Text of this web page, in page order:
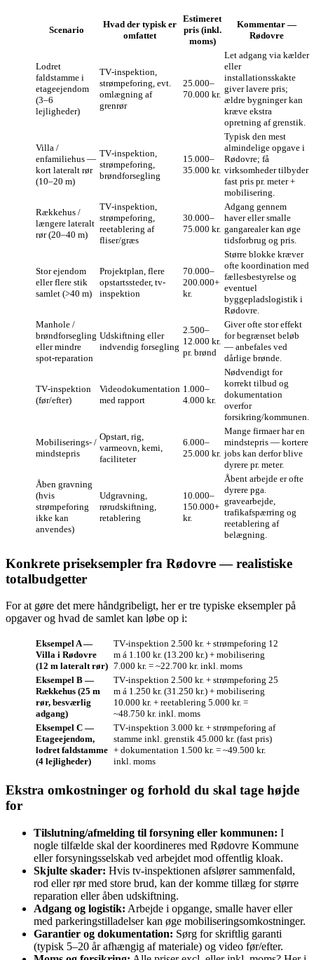
Scenario
Hvad der typisk er
omfattet
Estimeret
pris (inkl.
moms)
Kommentar —
Rødovre
Lodret
faldstamme i
etageejendom
(3–6
lejligheder)
TV‑inspektion,
strømpeforing, evt.
omlægning af
grenrør
25.000–
70.000 kr.
Let adgang via kælder
eller
installationsskakte
giver lavere pris;
ældre bygninger kan
kræve ekstra
opretning af grenstik.
Villa /
enfamiliehus —
kort lateralt rør
(10–20 m)
TV‑inspektion,
strømpeforing,
brøndforsegling
15.000–
35.000 kr.
Typisk den mest
almindelige opgave i
Rødovre; få
virksomheder tilbyder
fast pris pr. meter +
mobilisering.
Rækkehus /
længere lateralt
rør (20–40 m)
TV‑inspektion,
strømpeforing,
reetablering af
fliser/græs
30.000–
75.000 kr.
Adgang gennem
haver eller smalle
gangarealer kan øge
tidsforbrug og pris.
Stor ejendom
eller flere stik
samlet (>40 m)
Projektplan, flere
opstartssteder, tv-
inspektion
70.000–
200.000+
kr.
Større blokke kræver
ofte koordination med
fællesbestyrelse og
eventuel
byggepladslogistik i
Rødovre.
Manhole /
brøndforsegling
eller mindre
spot‑reparation
Udskiftning eller
indvendig forsegling
2.500–
12.000 kr.
pr. brønd
Giver ofte stor effekt
for begrænset beløb
— anbefales ved
dårlige brønde.
TV‑inspektion
(før/efter)
Videodokumentation
med rapport
1.000–
4.000 kr.
Nødvendigt for
korrekt tilbud og
dokumentation
overfor
forsikring/kommunen.
Mobiliserings‑ /
mindstepris
Opstart, rig,
varmeovn, kemi,
faciliteter
6.000–
25.000 kr.
Mange firmaer har en
mindstepris — kortere
jobs kan derfor blive
dyrere pr. meter.
Åben gravning
(hvis
strømpeforing
ikke kan
anvendes)
Udgravning,
rørudskiftning,
retablering
10.000–
150.000+
kr.
Åbent arbejde er ofte
dyrere pga.
gravearbejde,
trafikafspærring og
reetablering af
belægning.
Konkrete priseksempler fra Rødovre — realistiske
totalbudgetter
For at gøre det mere håndgribeligt, her er tre typiske eksempler på
opgaver og hvad de samlet kan løbe op i:
Eksempel A —
Villa i Rødovre
(12 m lateralt rør)
TV‑inspektion 2.500 kr. + strømpeforing 12
m á 1.100 kr. (13.200 kr.) + mobilisering
7.000 kr. = ~22.700 kr. inkl. moms
Eksempel B —
Rækkehus (25 m
rør, besværlig
adgang)
TV‑inspektion 2.500 kr. + strømpeforing 25
m á 1.250 kr. (31.250 kr.) + mobilisering
10.000 kr. + reetablering 5.000 kr. =
~48.750 kr. inkl. moms
Eksempel C —
Etageejendom,
lodret faldstamme
(4 lejligheder)
TV‑inspektion 3.000 kr. + strømpeforing af
stamme inkl. grenstik 45.000 kr. (fast pris)
+ dokumentation 1.500 kr. = ~49.500 kr.
inkl. moms
Ekstra omkostninger og forhold du skal tage højde
for
Tilslutning/afmelding til forsyning eller kommunen: I
nogle tilfælde skal der koordineres med Rødovre Kommune
eller forsyningsselskab ved arbejdet mod offentlig kloak.
Skjulte skader: Hvis tv‑inspektionen afslører sammenfald,
rod eller rør med store brud, kan der komme tillæg for større
reparation eller åben udskiftning.
Adgang og logistik: Arbejde i opgange, smalle haver eller
med parkeringstilladelser kan øge mobiliseringsomkostninger.
Garantier og dokumentation: Sørg for skriftlig garanti
(typisk 5–20 år afhængig af materiale) og video før/efter.